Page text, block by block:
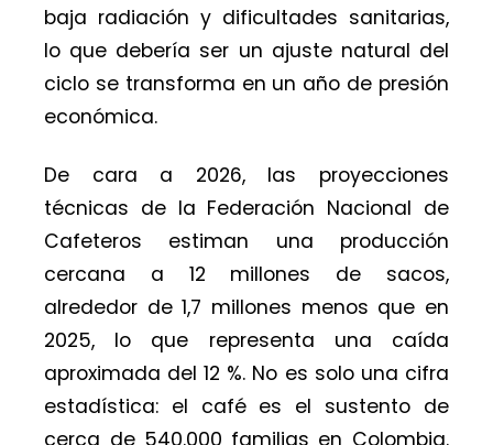
baja radiación y dificultades sanitarias,
lo que debería ser un ajuste natural del
ciclo se transforma en un año de presión
económica.
De cara a 2026, las proyecciones
técnicas de la Federación Nacional de
Cafeteros estiman una producción
cercana a 12 millones de sacos,
alrededor de 1,7 millones menos que en
2025, lo que representa una caída
aproximada del 12 %. No es solo una cifra
estadística: el café es el sustento de
cerca de 540.000 familias en Colombia.